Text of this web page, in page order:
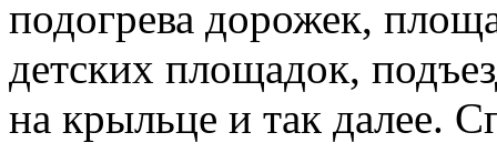
подогрева дорожек,
детских площадок,
на крыльце и так далее.